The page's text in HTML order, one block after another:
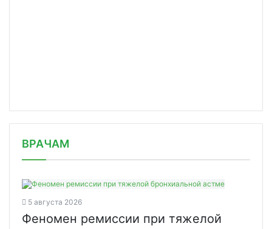
ВРАЧАМ
5 августа 2026
Феномен ремиссии при тяжелой